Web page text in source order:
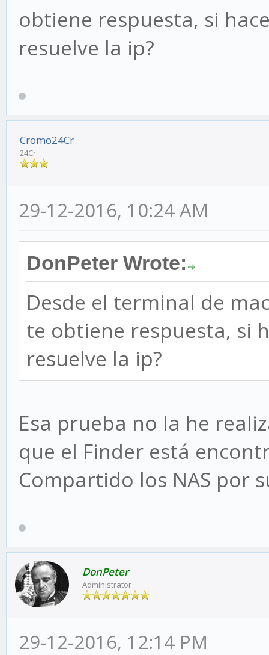
obtiene respuesta, si
resuelve la ip?
Cromo24Cr
24Cr
29-12-2016, 10:24 AM
DonPeter Wrote:
Desde el terminal de
te obtiene respuesta, si
resuelve la ip?
Esa prueba no la he
que el Finder está
Compartido los NAS por
DonPeter
Administrator
29-12-2016, 12:14 PM